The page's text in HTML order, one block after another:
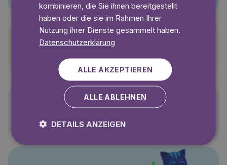
Pettersson und Findus
kombinieren, die Sie ihnen bereitgestellt
haben oder die sie im Rahmen Ihrer
Nutzung ihrer Dienste gesammelt haben.
Datenschutzerklärung
ALLE AKZEPTIEREN
ALLE ABLEHNEN
DETAILS ANZEIGEN